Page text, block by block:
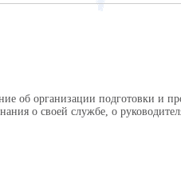
об организации подготовки и
о своей службе, о